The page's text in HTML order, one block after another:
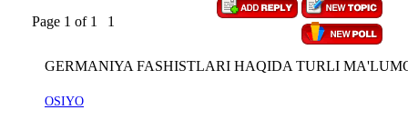
Page 1 of 1 1
GERMANIYA FASHISTLARI HAQIDA TURLI
OSIYO